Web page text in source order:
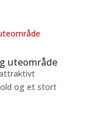
uteområde
og et stort